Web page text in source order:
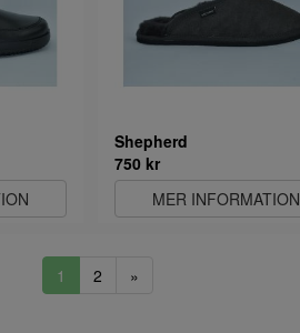
Shepherd
750 kr
MER INFORMATION
1 2 »